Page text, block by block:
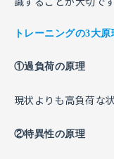
トレーニングの3大原
①過負荷の原理
現状よりも高負荷な
②特異性の原理